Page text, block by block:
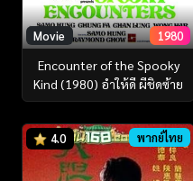
Movie 1980
Encounter of the Spooky
Kind (1980) อำให้ดี ผีชิดซ้าย
4.0 พากย์ไทย